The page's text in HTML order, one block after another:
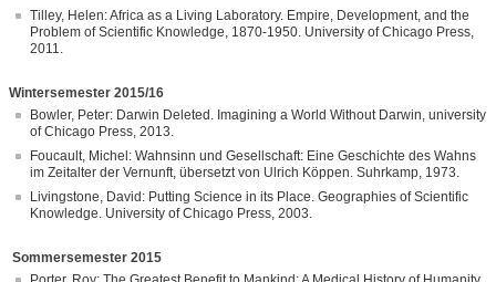
Tilley, Helen: Africa as a Living Laboratory. Empire, Development, and the
Problem of Scientific Knowledge, 1870-1950. University of Chicago Press,
2011.
Wintersemester 2015/16
Bowler, Peter: Darwin Deleted. Imagining a World Without Darwin, university
of Chicago Press, 2013.
Foucault, Michel: Wahnsinn und Gesellschaft: Eine Geschichte des Wahns
im Zeitalter der Vernunft, übersetzt von Ulrich Köppen. Suhrkamp, 1973.
Livingstone, David: Putting Science in its Place. Geographies of Scientific
Knowledge. University of Chicago Press, 2003.
Sommersemester 2015